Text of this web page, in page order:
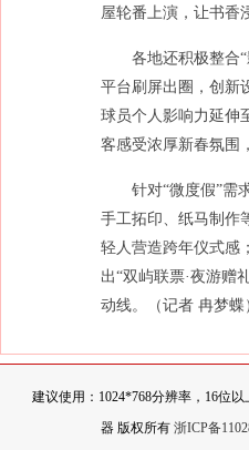
屋轮番上演，让书香
各地还积极整合
平台刷屏出圈，创新
球员个人影响力延伸
客感受浓厚新春氛围
针对“微度假”需
手工拓印、纸马制作
轻人营造跨年仪式感
出“双屿联票·夜游赠
动线。
（记者 冉梦蝶
建议使用：1024*768分辨率，16位以
器 版权所有 浙ICP备